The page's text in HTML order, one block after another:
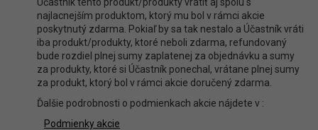
najlacnejším produktom, ktorý mu bol v rámci akcie
poskytnutý zdarma. Pokiaľ by sa tak nestalo a Účastník vráti
iba produkt/produkty, ktoré neboli zdarma, refundovaný
bude rozdiel plnej sumy zaplatenej za objednávku a sumy
za produkty, ktoré si Účastník ponechal, vrátane plnej sumy
za produkt, ktorý bol v rámci akcie doručený zdarma.
Ďalšie podrobnosti o podmienkach akcie nájdete v :
Podmienky akcie